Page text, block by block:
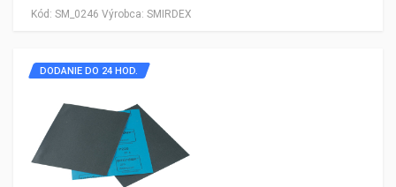
Kód: SM_0246 Výrobca: SMIRDEX
DODANIE DO 24 HOD.